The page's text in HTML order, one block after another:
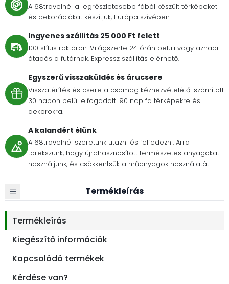
A 68travelnél a legrészletesebb fából készült térképeket
és dekorációkat készítjük, Európa szívében.
Ingyenes szállítás 25 000 Ft felett
100 stílus raktáron. Világszerte 24 órán belüli vagy aznapi
átadás a futárnak. Expressz szállítás elérhető.
Egyszerű visszaküldés és árucsere
Visszatérítés és csere a csomag kézhezvételétől számított
30 napon belül elfogadott. 90 nap fa térképekre és
dekorokra.
A kalandért élünk
A 68travelnél szeretünk utazni és felfedezni. Arra
törekszünk, hogy újrahasznosított természetes anyagokat
használjunk, és csökkentsük a műanyagok használatát.
Termékleírás
Termékleírás
Kiegészítő információk
Kapcsolódó termékek
Kérdése van?